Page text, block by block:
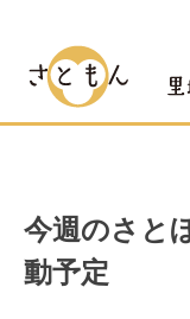
今週のさと
動予定